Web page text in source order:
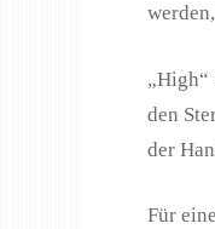
„High“
den
der
Für